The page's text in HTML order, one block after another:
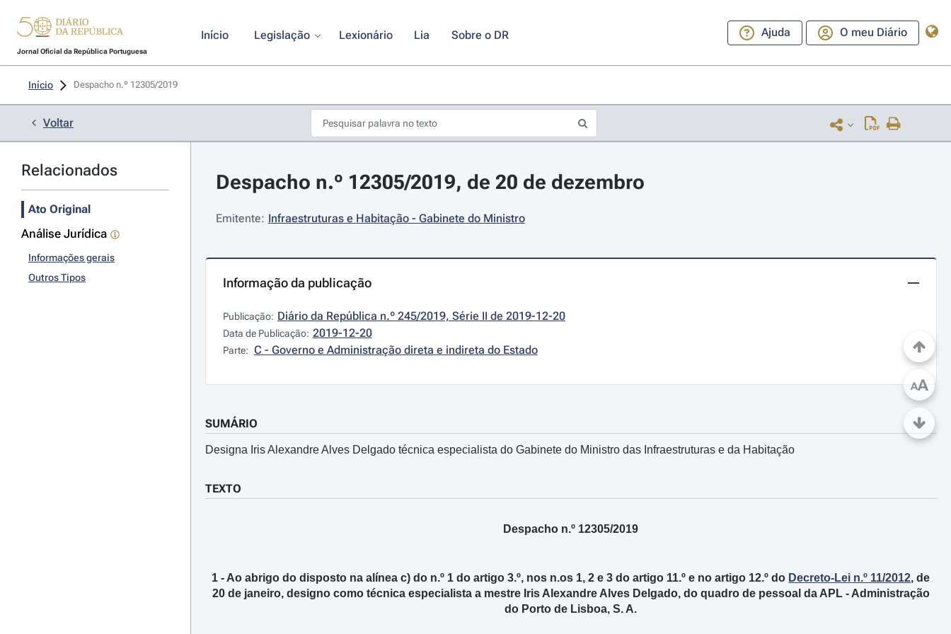
Jornal Oficial da República Portuguesa
Início Legislação Lexionário Lia Sobre o DR Ajuda O meu Diário
Início Despacho n.º 12305/2019
Voltar
Relacionados
Ato Original
Análise Jurídica
Informações gerais
Outros Tipos
Despacho n.º 12305/2019, de 20 de dezembro
Emitente: Infraestruturas e Habitação - Gabinete do Ministro
Informação da publicação
Publicação: Diário da República n.º 245/2019, Série II de 2019-12-20
Data de Publicação: 2019-12-20
Parte: C - Governo e Administração direta e indireta do Estado
SUMÁRIO
Designa Iris Alexandre Alves Delgado técnica especialista do Gabinete do Ministro das Infraestruturas e da Habitação
TEXTO
Despacho n.º 12305/2019
1 - Ao abrigo do disposto na alínea c) do n.º 1 do artigo 3.º, nos n.os 1, 2 e 3 do artigo 11.º e no artigo 12.º do Decreto-Lei n.º 11/2012, de
20 de janeiro, designo como técnica especialista a mestre Iris Alexandre Alves Delgado, do quadro de pessoal da APL - Administração
do Porto de Lisboa, S. A.
AA